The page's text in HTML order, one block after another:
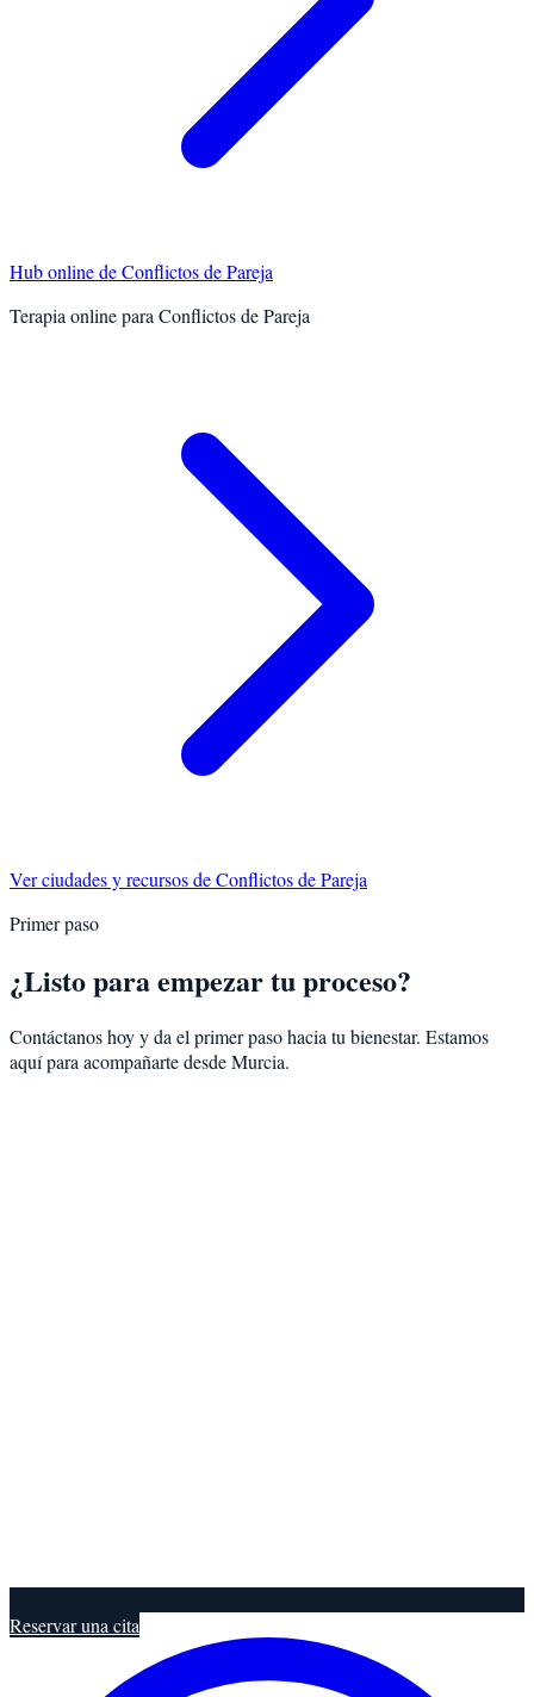
Hub online deConflictos de Pareja
Terapia online para Conflictos de Pareja
Ver ciudades y recursos deConflictos de Pareja
Primer paso
¿Listo para empezar tu proceso?
Contáctanos hoy y da el primer paso hacia tu bienestar. Estamos
aquí para acompañarte desdeMurcia.
Reservar una cita